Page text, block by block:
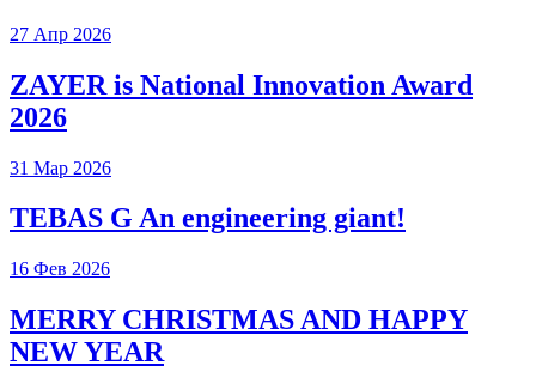
27 Апр 2026
ZAYER is National Innovation Award
2026
31 Мар 2026
TEBAS G An engineering giant!
16 Фев 2026
MERRY CHRISTMAS AND HAPPY
NEW YEAR